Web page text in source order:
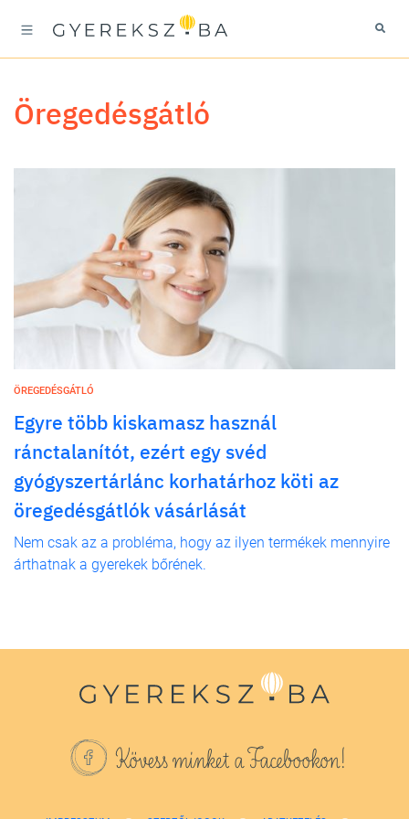
öregedésgátló
ÖREGEDÉSGÁTLÓ
Egyre több kiskamasz használ
ránctalanítót, ezért egy svéd
gyógyszertárlánc korhatárhoz köti az
öregedésgátlók vásárlását
Nem csak az a probléma, hogy az ilyen termékek mennyire
árthatnak a gyerekek bőrének.
Kövess minket a Facebookon!